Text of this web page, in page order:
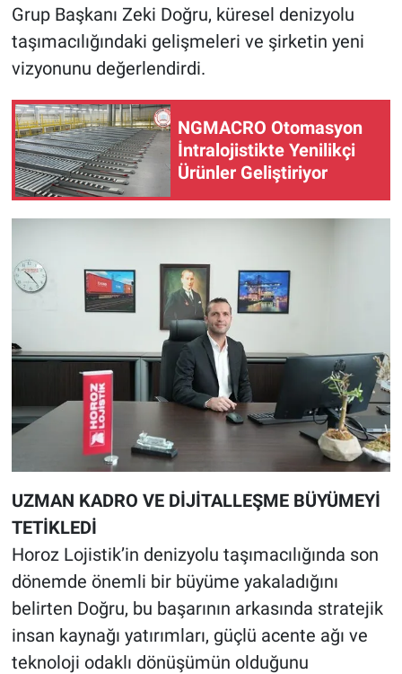
Grup Başkanı Zeki Doğru, küresel denizyolu
taşımacılığındaki gelişmeleri ve şirketin yeni
vizyonunu değerlendirdi.
NGMACRO Otomasyon
İntralojistikte Yenilikçi
Ürünler Geliştiriyor
UZMAN KADRO VE DİJİTALLEŞME BÜYÜMEYİ
TETİKLEDİ
Horoz Lojistik’in denizyolu taşımacılığında son
dönemde önemli bir büyüme yakaladığını
belirten Doğru, bu başarının arkasında stratejik
insan kaynağı yatırımları, güçlü acente ağı ve
teknoloji odaklı dönüşümün olduğunu